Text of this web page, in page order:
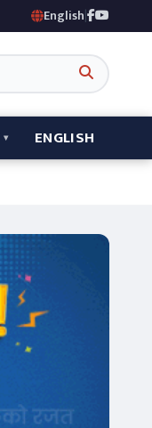
English|
ENGLISH